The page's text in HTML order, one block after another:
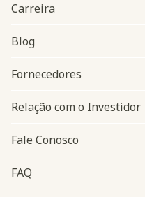
Navegação do rodapé
Carreira
Blog
Fornecedores
Relação com o Investidor
Fale Conosco
FAQ